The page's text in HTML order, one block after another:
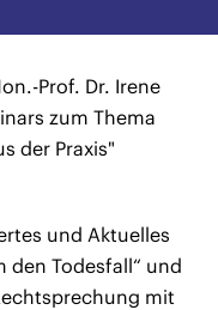
Prof. Dr. Irene
zum Thema
der Praxis"
und Aktuelles
den Todesfall“ und
mit